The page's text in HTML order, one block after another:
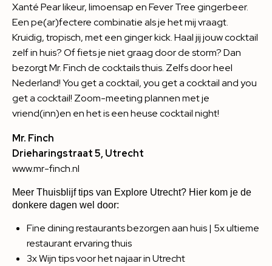
Xanté Pear likeur, limoensap en Fever Tree gingerbeer.
Een pe(ar)fectere combinatie als je het mij vraagt.
Kruidig, tropisch, met een ginger kick. Haal jij jouw cocktail
zelf in huis? Of fiets je niet graag door de storm? Dan
bezorgt Mr. Finch de cocktails thuis. Zelfs door heel
Nederland! You get a cocktail, you get a cocktail and you
get a cocktail! Zoom-meeting plannen met je
vriend(inn)en en het is een heuse cocktail night!
Mr. Finch
Drieharingstraat 5, Utrecht
www.mr-finch.nl
Meer Thuisblijf tips van Explore Utrecht? Hier kom je de
donkere dagen wel door:
Fine dining restaurants bezorgen aan huis | 5x ultieme
restaurant ervaring thuis
3x Wijn tips voor het najaar in Utrecht